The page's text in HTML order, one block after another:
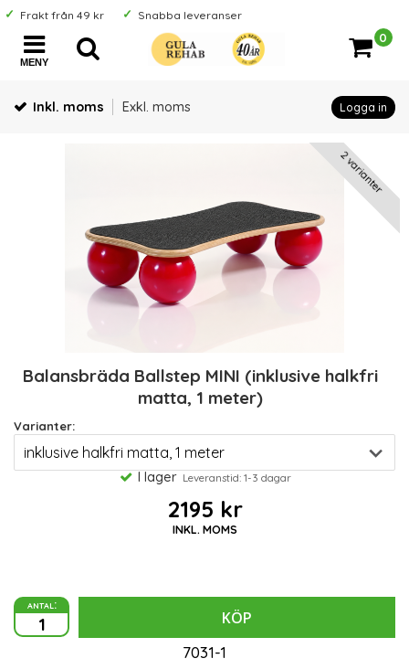
Frakt från 49 kr Snabba leveranser
MENY
0
Inkl. moms Exkl. moms Logga in
2 varianter
Balansbräda Ballstep MINI (inklusive halkfri
matta, 1 meter)
Varianter:
I lager Leveranstid: 1-3 dagar
2195 kr
INKL. MOMS
antal:
KÖP
7031-1